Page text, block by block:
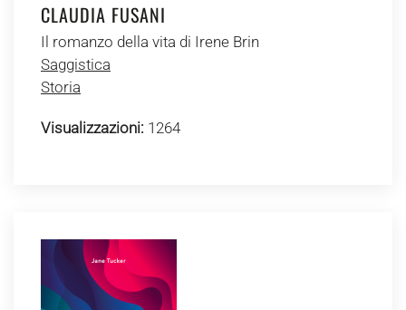
CLAUDIA FUSANI
Il romanzo della vita di Irene Brin
Saggistica
Storia
Visualizzazioni: 1264